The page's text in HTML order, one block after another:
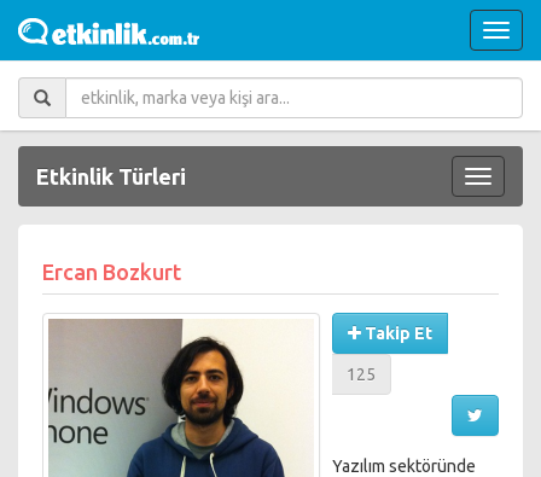
Etkinlik Türleri
Ercan Bozkurt
Takip Et
125
Yazılım sektöründe